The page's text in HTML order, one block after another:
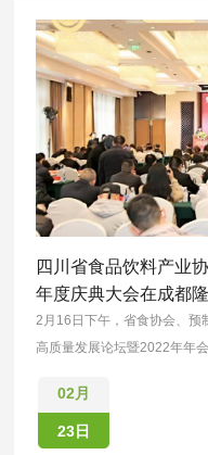
四川省食品饮料产业
年度庆典大会在成都
2月16日下午，省食协会、预
高质量发展论坛暨2022年年会
02月
23日